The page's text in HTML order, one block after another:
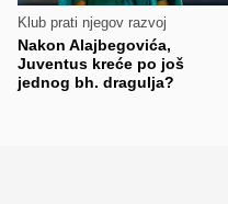
Klub prati njegov razvoj
Nakon Alajbegovića,
Juventus kreće po još
jednog bh. dragulja?